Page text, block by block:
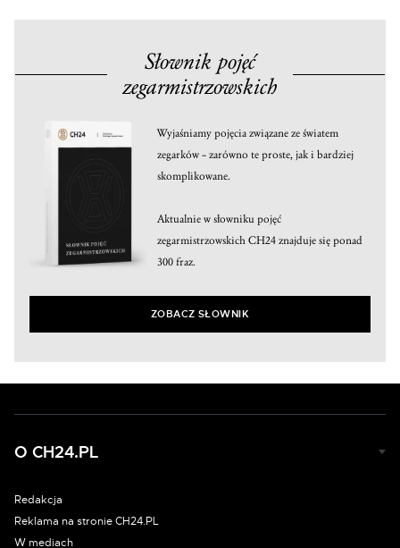
Słownik pojęć
zegarmistrzowskich
Wyjaśniamy pojęcia związane ze światem
zegarków – zarówno te proste, jak i bardziej
skomplikowane.
Aktualnie w słowniku pojęć
zegarmistrzowskich CH24 znajduje się ponad
300 fraz.
ZOBACZ SŁOWNIK
O CH24.PL
Redakcja
Reklama na stronie CH24.PL
W mediach